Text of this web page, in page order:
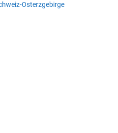
Osterzgebirge